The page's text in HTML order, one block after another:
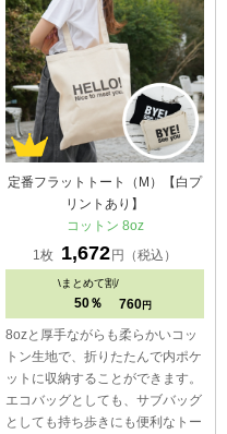
定番フラットトート（M）【白プ
リントあり】
コットン 8oz
1枚
1,672円（税込）
\まとめて割/
50％ 760 円
8ozと厚手ながらも柔らかいコッ
トン生地で、折りたたんで内ポケ
ットに収納することができます。
エコバッグとしても、サブバッグ
としても持ち歩きにも便利なトー